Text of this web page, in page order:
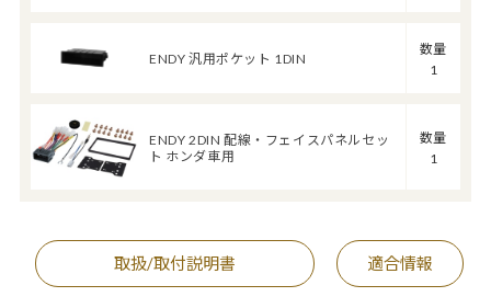
ENDY 汎用ポケット 1DIN
数量
1
ENDY 2DIN 配線・フェイスパネルセッ
ト ホンダ車用
数量
1
取扱/取付説明書 適合情報